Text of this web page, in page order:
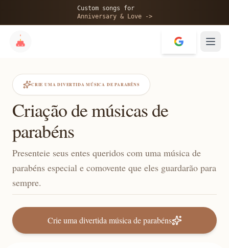
Custom songs for
Anniversary & Love ->
CRIE UMA DIVERTIDA MÚSICA DE PARABÉNS
Criação de músicas de
parabéns
Presenteie seus entes queridos com uma música de
parabéns especial e comovente que eles guardarão para
sempre.
Crie uma divertida música de parabéns